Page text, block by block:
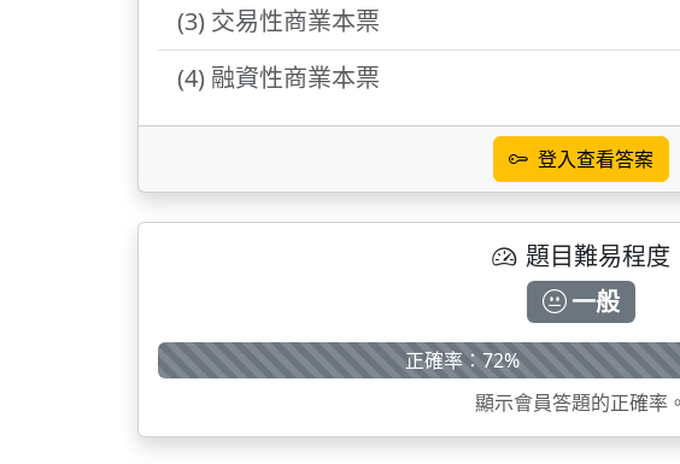
(3) 交易性商業本票
(4) 融資性商業本票
登入查看答案
題目難易程度
一般
正確率：72%
顯示會員答題的正確率。